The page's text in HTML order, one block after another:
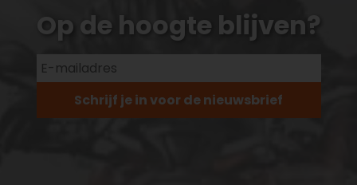
Op de hoogte blijven?
Schrijf je in voor de nieuwsbrief